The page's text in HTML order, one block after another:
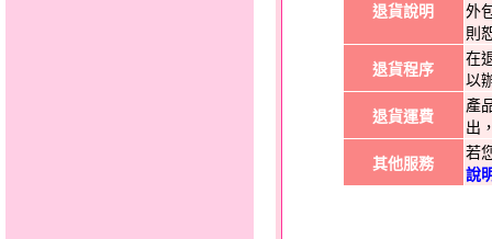
退貨說明
外
則
退貨程序
在
以
退貨運費
產
出
其他服務
若
說